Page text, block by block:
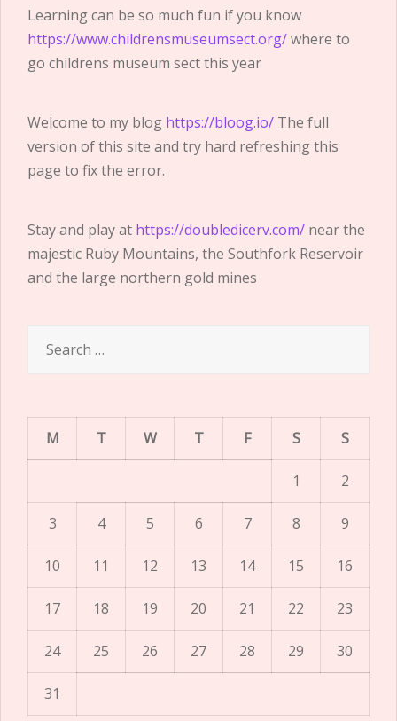
Learning can be so much fun if you know
https://www.childrensmuseumsect.org/where to
go childrens museum sect this year
Welcome to my blog https://bloog.io/ The full
version of this site and try hard refreshing this
page to fix the error.
Stay and play at https://doubledicerv.com/ near the
majestic Ruby Mountains, the Southfork Reservoir
and the large northern gold mines
for:
M T W T F S S
1 2
3 4 5 6 7 8 9
10 11 12 13 14 15 16
17 18 19 20 21 22 23
24 25 26 27 28 29 30
31